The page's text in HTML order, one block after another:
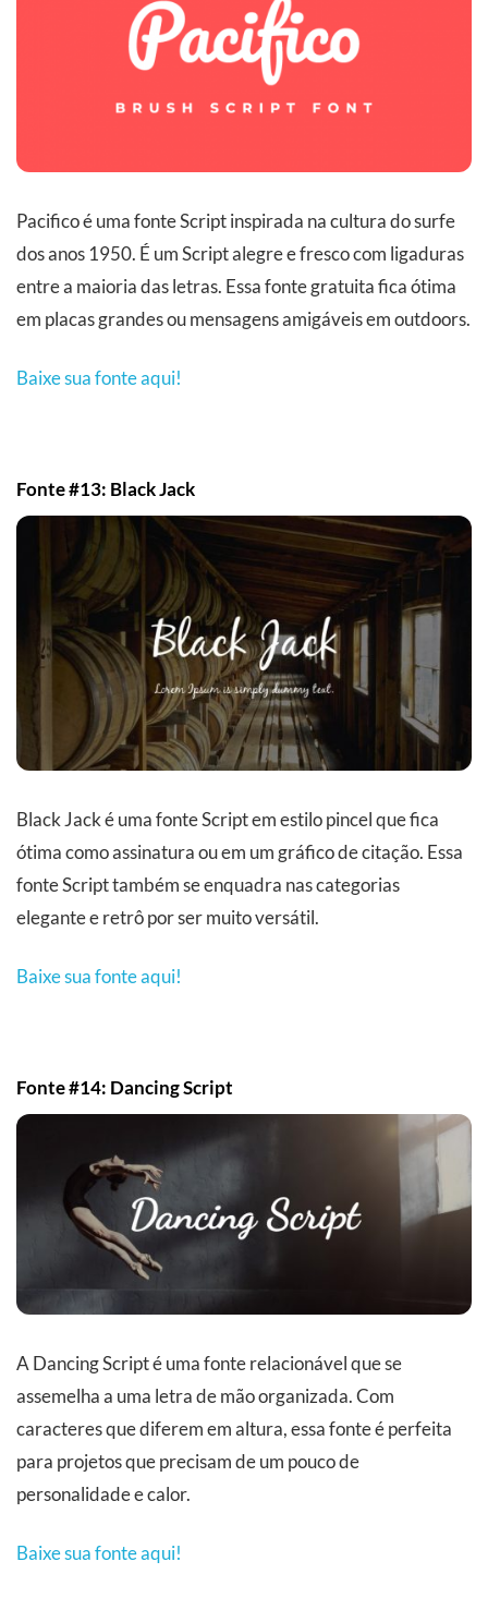
Pacifico é uma fonte Script inspirada na cultura do surfe
dos anos 1950. É um Script alegre e fresco com ligaduras
entre a maioria das letras. Essa fonte gratuita fica ótima
em placas grandes ou mensagens amigáveis em outdoors.
Baixe sua fonte aqui!
Fonte #13: Black Jack
Black Jack é uma fonte Script em estilo pincel que fica
ótima como assinatura ou em um gráfico de citação. Essa
fonte Script também se enquadra nas categorias
elegante e retrô por ser muito versátil.
Baixe sua fonte aqui!
Fonte #14: Dancing Script
A Dancing Script é uma fonte relacionável que se
assemelha a uma letra de mão organizada. Com
caracteres que diferem em altura, essa fonte é perfeita
para projetos que precisam de um pouco de
personalidade e calor.
Baixe sua fonte aqui!